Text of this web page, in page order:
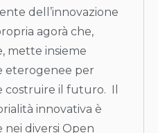
dell’innovazione
agorà che,
mette insieme
eterogenee per
costruire il futuro. Il
innovativa è
diversi Open